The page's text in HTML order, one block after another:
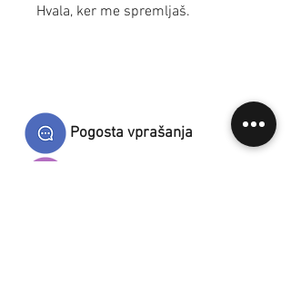
Hvala, ker me spremljaš.
Pogosta vprašanja